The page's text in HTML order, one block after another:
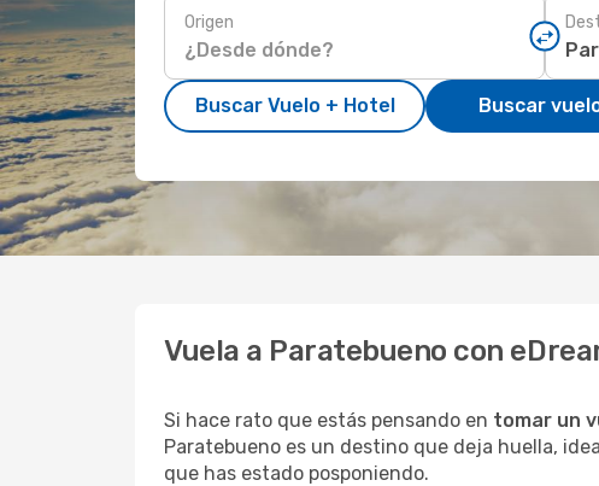
Origen
Buscar Vuelo + Hotel Buscar
Vuela a Paratebueno con
Si hace rato que estás pensando en tomar un
Paratebueno es un destino que deja huella,
que has estado posponiendo.